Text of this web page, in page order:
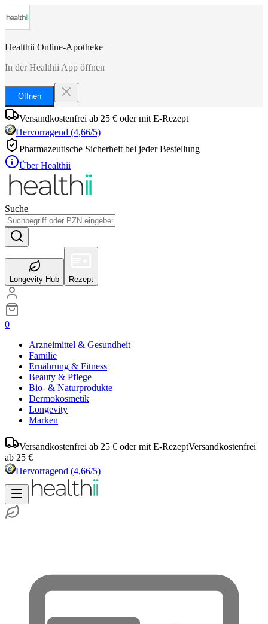
Healthii Online-Apotheke
In der Healthii App öffnen
Öffnen
Versandkostenfrei ab 25 € oder mit E-Rezept
Hervorragend (4,66/5)
Pharmazeutische Sicherheit bei jeder Bestellung
Über Healthii
Suche
Longevity Hub Rezept
0
Arzneimittel & Gesundheit
Familie
Ernährung & Fitness
Beauty & Pflege
Bio- & Naturprodukte
Dermokosmetik
Longevity
Marken
Versandkostenfrei ab 25 € oder mit E-RezeptVersandkostenfrei
ab 25 €
Hervorragend (4,66/5)